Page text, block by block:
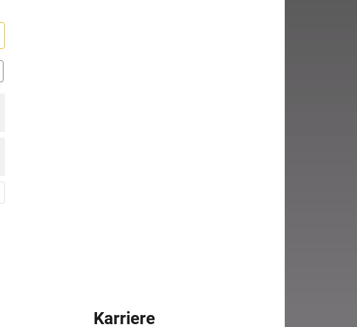
Karriere